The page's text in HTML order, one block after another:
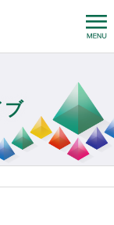
ブ